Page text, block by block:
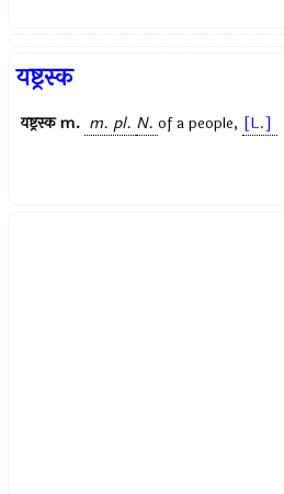
यष्ट्रस्क
यष्ट्रस्कm. m.pl. N. of a people, [L.]